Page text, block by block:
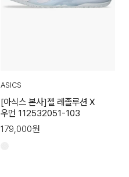
ASICS
[아식스 본사]젤 레졸루션 X
우먼 112532051-103
179,000원